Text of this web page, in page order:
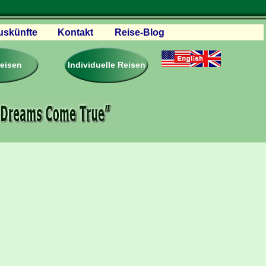
– Reviews
Firmen & Links
Kontakt Reise-Blog
Individuelle Reisen